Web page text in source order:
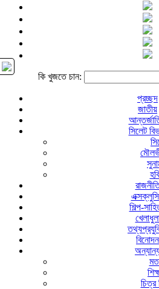
কি খুজতে চান:
প্রচ্ছদ
জাতীয়
সিলেট
শিল্প-
বিনোদন
চিত্র